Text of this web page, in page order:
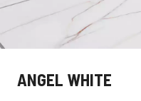
ANGEL WHITE